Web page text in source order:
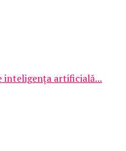
inteligența artificială...